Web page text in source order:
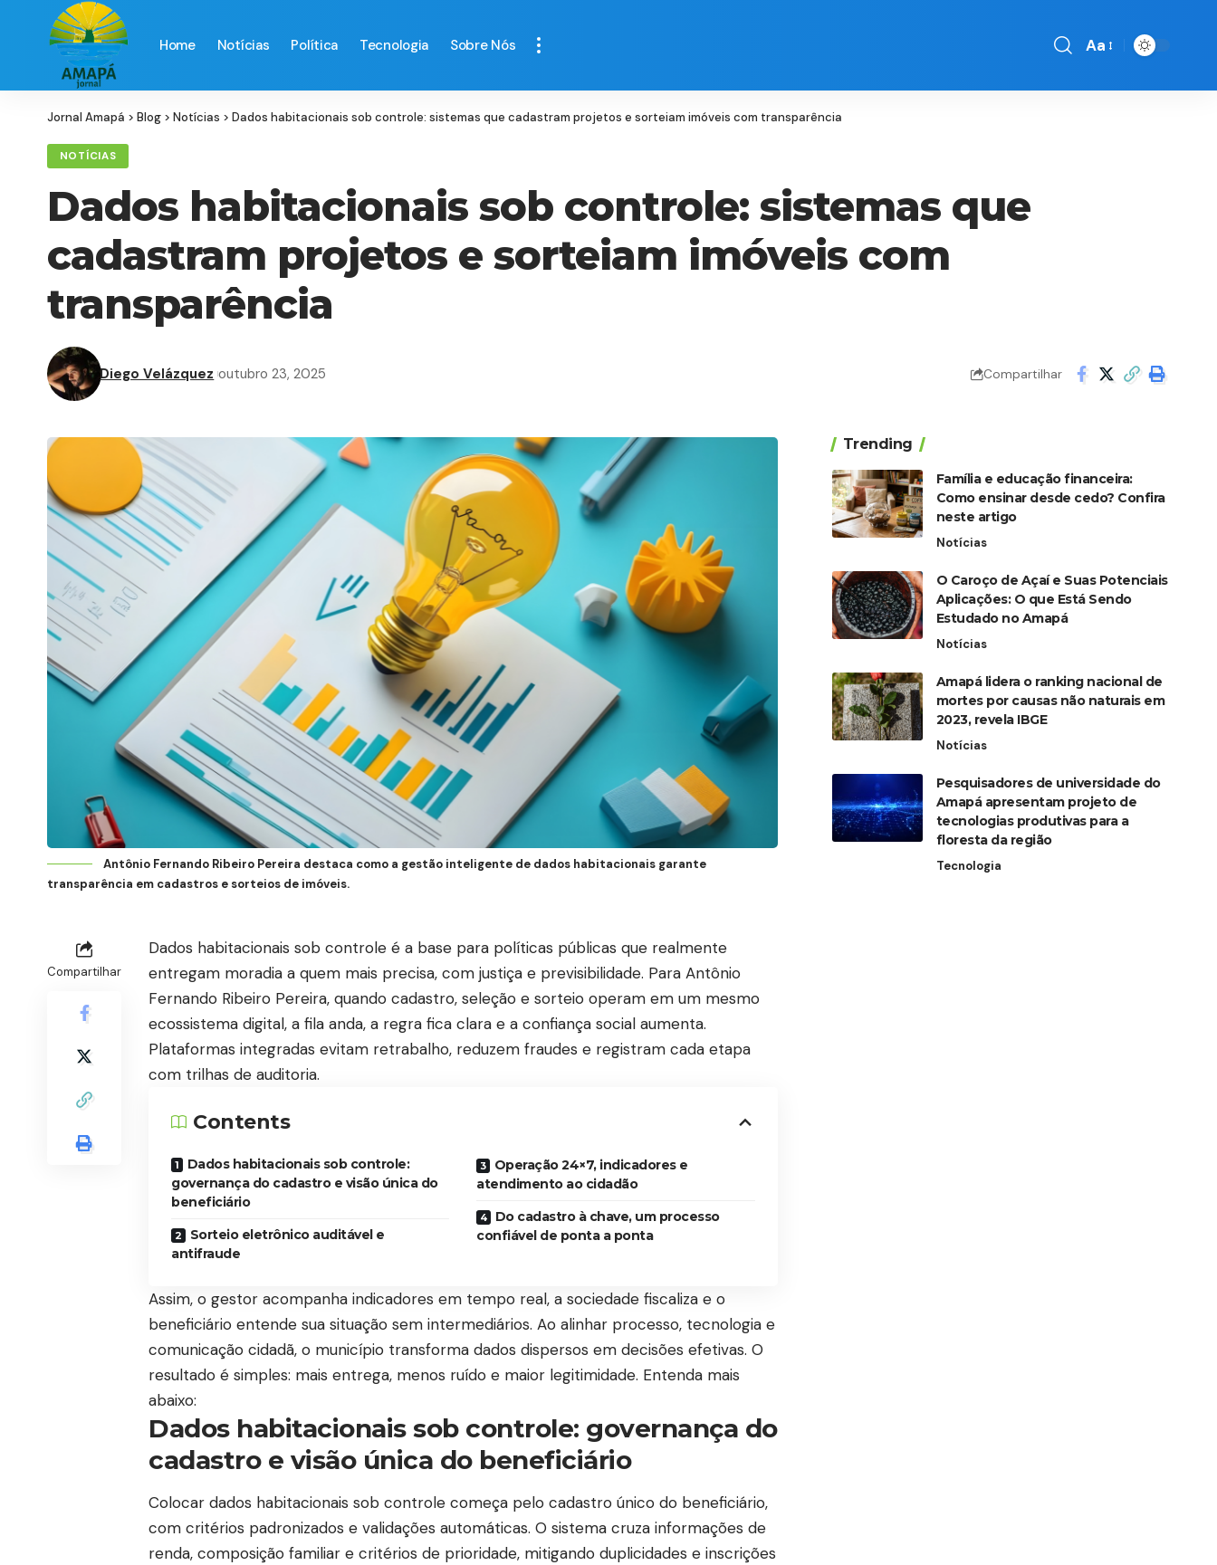
Home Notícias Política Tecnologia Sobre Nós
Font
Aa
Jornal Amapá > Blog > Notícias > Dados habitacionais sob controle: sistemas que cadastram projetos e sorteiam imóveis com transparência
NOTÍCIAS
Dados habitacionais sob controle: sistemas que
cadastram projetos e sorteiam imóveis com
transparência
Diego Velázquez outubro 23, 2025 Compartilhar
Antônio Fernando Ribeiro Pereira destaca como a gestão inteligente de dados habitacionais garante
transparência em cadastros e sorteios de imóveis.
Compartilhar
Dados habitacionais sob controle é a base para políticas públicas que realmente
entregam moradia a quem mais precisa, com justiça e previsibilidade. Para Antônio
Fernando Ribeiro Pereira, quando cadastro, seleção e sorteio operam em um mesmo
ecossistema digital, a fila anda, a regra fica clara e a confiança social aumenta.
Plataformas integradas evitam retrabalho, reduzem fraudes e registram cada etapa
com trilhas de auditoria.
Contents
Dados habitacionais sob controle:
governança do cadastro e visão única do
beneficiário
Sorteio eletrônico auditável e
antifraude
Operação 24×7, indicadores e
atendimento ao cidadão
Do cadastro à chave, um processo
confiável de ponta a ponta
Assim, o gestor acompanha indicadores em tempo real, a sociedade fiscaliza e o
beneficiário entende sua situação sem intermediários. Ao alinhar processo, tecnologia e
comunicação cidadã, o município transforma dados dispersos em decisões efetivas. O
resultado é simples: mais entrega, menos ruído e maior legitimidade. Entenda mais
abaixo:
Dados habitacionais sob controle: governança do
cadastro e visão única do beneficiário
Colocar dados habitacionais sob controle começa pelo cadastro único do beneficiário,
com critérios padronizados e validações automáticas. O sistema cruza informações de
renda, composição familiar e critérios de prioridade, mitigando duplicidades e inscrições
Trending
Família e educação financeira:
Como ensinar desde cedo? Confira
neste artigo
Notícias
O Caroço de Açaí e Suas Potenciais
Aplicações: O que Está Sendo
Estudado no Amapá
Notícias
Amapá lidera o ranking nacional de
mortes por causas não naturais em
2023, revela IBGE
Notícias
Pesquisadores de universidade do
Amapá apresentam projeto de
tecnologias produtivas para a
floresta da região
Tecnologia